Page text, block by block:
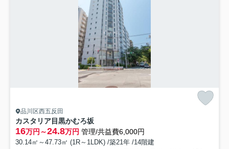
品川区西五反田
カスタリア目黒かむろ坂
16万円～24.8万円 管理/共益費6,000円
30.14㎡～47.73㎡ (1R～1LDK) /築21年 /14階建